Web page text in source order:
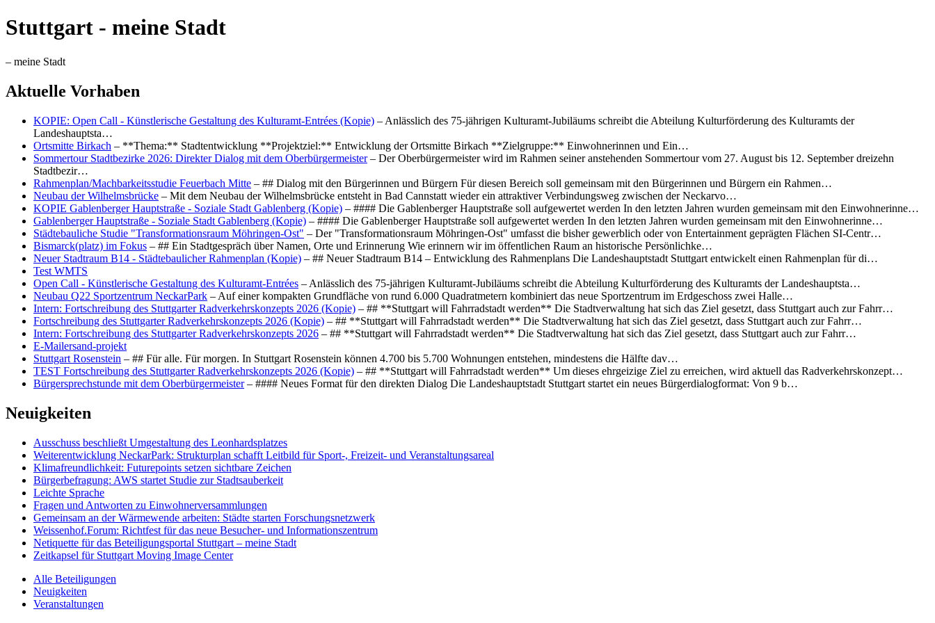
Stuttgart - meine Stadt
– meine Stadt
Aktuelle Vorhaben
KOPIE: Open Call - Künstlerische Gestaltung des Kulturamt-Entrées (Kopie) – Anlässlich des 75-jährigen Kulturamt-Jubiläums schreibt die Abteilung Kulturförderung des Kulturamts der
Landeshauptsta…
Ortsmitte Birkach – **Thema:** Stadtentwicklung **Projektziel:** Entwicklung der Ortsmitte Birkach **Zielgruppe:** Einwohnerinnen und Ein…
Sommertour Stadtbezirke 2026: Direkter Dialog mit dem Oberbürgermeister– Der Oberbürgermeister wird im Rahmen seiner anstehenden Sommertour vom 27. August bis 12. September dreizehn
Stadtbezir…
Rahmenplan/Machbarkeitsstudie Feuerbach Mitte – ## Dialog mit den Bürgerinnen und Bürgern Für diesen Bereich soll gemeinsam mit den Bürgerinnen und Bürgern ein Rahmen…
Neubau der Wilhelmsbrücke – Mit dem Neubau der Wilhelmsbrücke entsteht in Bad Cannstatt wieder ein attraktiver Verbindungsweg zwischen der Neckarvo…
KOPIE Gablenberger Hauptstraße - Soziale Stadt Gablenberg (Kopie) – #### Die Gablenberger Hauptstraße soll aufgewertet werden In den letzten Jahren wurden gemeinsam mit den Einwohnerinne…
Gablenberger Hauptstraße - Soziale Stadt Gablenberg (Kopie) – #### Die Gablenberger Hauptstraße soll aufgewertet werden In den letzten Jahren wurden gemeinsam mit den Einwohnerinne…
Städtebauliche Studie "Transformationsraum Möhringen-Ost" – Der "Transformationsraum Möhringen-Ost" umfasst die bisher gewerblich oder von Entertainment geprägten Flächen SI-Centr…
Bismarck(platz) im Fokus – ## Ein Stadtgespräch über Namen, Orte und Erinnerung Wie erinnern wir im öffentlichen Raum an historische Persönlichke…
Neuer Stadtraum B14 - Städtebaulicher Rahmenplan (Kopie) – ## Neuer Stadtraum B14 – Entwicklung des Rahmenplans Die Landeshauptstadt Stuttgart entwickelt einen Rahmenplan für di…
Test WMTS
Open Call - Künstlerische Gestaltung des Kulturamt-Entrées – Anlässlich des 75-jährigen Kulturamt-Jubiläums schreibt die Abteilung Kulturförderung des Kulturamts der Landeshauptsta…
Neubau Q22 Sportzentrum NeckarPark – Auf einer kompakten Grundfläche von rund 6.000 Quadratmetern kombiniert das neue Sportzentrum im Erdgeschoss zwei Halle…
Intern: Fortschreibung des Stuttgarter Radverkehrskonzepts 2026 (Kopie) – ## **Stuttgart will Fahrradstadt werden** Die Stadtverwaltung hat sich das Ziel gesetzt, dass Stuttgart auch zur Fahrr…
Fortschreibung des Stuttgarter Radverkehrskonzepts 2026 (Kopie) – ## **Stuttgart will Fahrradstadt werden** Die Stadtverwaltung hat sich das Ziel gesetzt, dass Stuttgart auch zur Fahrr…
Intern: Fortschreibung des Stuttgarter Radverkehrskonzepts 2026 – ## **Stuttgart will Fahrradstadt werden** Die Stadtverwaltung hat sich das Ziel gesetzt, dass Stuttgart auch zur Fahrr…
E-Mailersand-projekt
Stuttgart Rosenstein – ## Für alle. Für morgen. In Stuttgart Rosenstein können 4.700 bis 5.700 Wohnungen entstehen, mindestens die Hälfte dav…
TEST Fortschreibung des Stuttgarter Radverkehrskonzepts 2026 (Kopie) – ## **Stuttgart will Fahrradstadt werden** Um dieses ehrgeizige Ziel zu erreichen, wird aktuell das Radverkehrskonzept…
Bürgersprechstunde mit dem Oberbürgermeister– #### Neues Format für den direkten Dialog Die Landeshauptstadt Stuttgart startet ein neues Bürgerdialogformat: Von 9 b…
Neuigkeiten
Ausschuss beschließt Umgestaltung des Leonhards­platzes
Weiterentwicklung NeckarPark: Strukturplan schafft Leitbild für Sport-, Freizeit- und Veranstaltungsareal
Klimafreundlichkeit: Futurepoints setzen sichtbare Zeichen
Bürgerbefragung: AWS startet Studie zur Stadtsauberkeit
Leichte Sprache
Fragen und Antworten zu Einwohnerversammlungen
Gemeinsam an der Wärmewende arbeiten: Städte starten Forschungsnetzwerk
Weissenhof.Forum: Richtfest für das neue Besucher- und Informationszentrum
Netiquette für das Beteiligungsportal Stuttgart – meine Stadt
Zeitkapsel für Stuttgart Moving Image Center
Alle Beteiligungen
Neuigkeiten
Veranstaltungen